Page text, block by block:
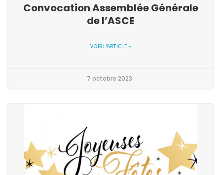
Convocation Assemblée Générale
de l’ASCE
VOIR L'ARTICLE »
7 octobre 2023